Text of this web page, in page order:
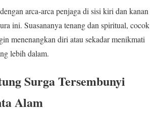
arca-arca penjaga di sisi kiri dan kanan
ini. Suasananya tenang dan spiritual, cocok
menenangkan diri atau sekadar menikmati
lebih dalam.
Surga Tersembunyi
Alam